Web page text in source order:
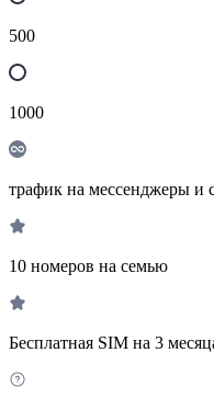
500
1000
трафик на мессенджеры и
10 номеров на семью
Бесплатная SIM на 3